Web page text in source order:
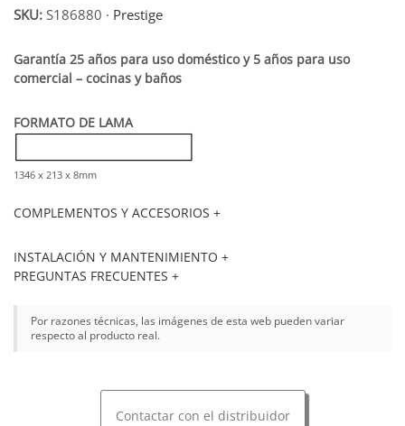
SKU: S186880 · Prestige
Garantía 25 años para uso doméstico y 5 años para uso
comercial – cocinas y baños
FORMATO DE LAMA
1346 x 213 x 8mm
COMPLEMENTOS Y ACCESORIOS +
INSTALACIÓN Y MANTENIMIENTO +
PREGUNTAS FRECUENTES +
Por razones técnicas, las imágenes de esta web pueden variar
respecto al producto real.
Contactar con el distribuidor